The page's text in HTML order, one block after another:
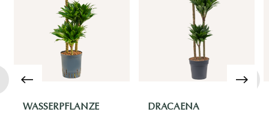
WASSERPFLANZE
DRACAENA
›